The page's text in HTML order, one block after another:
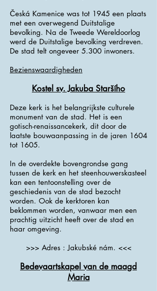
Česká Kamenice was tot 1945 een plaats
met een overwegend Duitstalige
bevolking. Na de Tweede Wereldoorlog
werd de Duitstalige bevolking verdreven.
De stad telt ongeveer 5.300 inwoners.
Bezienswaardigheden
Kostel sv. Jakuba Staršího
Deze kerk is het belangrijkste culturele
monument van de stad. Het is een
gotisch-renaissancekerk, dit door de
laatste bouwaanpassing in de jaren 1604
tot 1605.
In de overdekte bovengrondse gang
tussen de kerk en het steenhouwerskasteel
kan een tentoonstelling over de
geschiedenis van de stad bezocht
worden. Ook de kerktoren kan
beklommen worden, vanwaar men een
prachtig uitzicht heeft over de stad en
haar omgeving.
>>> Adres : Jakubské nám. <<<
Bedevaartskapel van de maagd
Maria